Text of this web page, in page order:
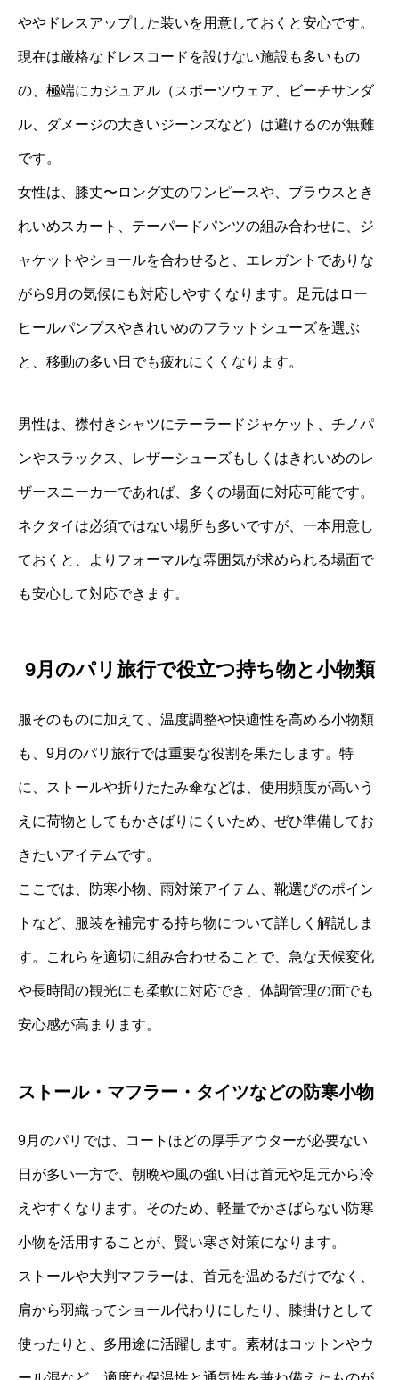
ややドレスアップした装いを用意しておくと安心です。
現在は厳格なドレスコードを設けない施設も多いもの
の、極端にカジュアル（スポーツウェア、ビーチサンダ
ル、ダメージの大きいジーンズなど）は避けるのが無難
です。
女性は、膝丈〜ロング丈のワンピースや、ブラウスとき
れいめスカート、テーパードパンツの組み合わせに、ジ
ャケットやショールを合わせると、エレガントでありな
がら9月の気候にも対応しやすくなります。足元はロー
ヒールパンプスやきれいめのフラットシューズを選ぶ
と、移動の多い日でも疲れにくくなります。
男性は、襟付きシャツにテーラードジャケット、チノパ
ンやスラックス、レザーシューズもしくはきれいめのレ
ザースニーカーであれば、多くの場面に対応可能です。
ネクタイは必須ではない場所も多いですが、一本用意し
ておくと、よりフォーマルな雰囲気が求められる場面で
も安心して対応できます。
9月のパリ旅行で役立つ持ち物と小物類
服そのものに加えて、温度調整や快適性を高める小物類
も、9月のパリ旅行では重要な役割を果たします。特
に、ストールや折りたたみ傘などは、使用頻度が高いう
えに荷物としてもかさばりにくいため、ぜひ準備してお
きたいアイテムです。
ここでは、防寒小物、雨対策アイテム、靴選びのポイン
トなど、服装を補完する持ち物について詳しく解説しま
す。これらを適切に組み合わせることで、急な天候変化
や長時間の観光にも柔軟に対応でき、体調管理の面でも
安心感が高まります。
ストール・マフラー・タイツなどの防寒小物
9月のパリでは、コートほどの厚手アウターが必要ない
日が多い一方で、朝晩や風の強い日は首元や足元から冷
えやすくなります。そのため、軽量でかさばらない防寒
小物を活用することが、賢い寒さ対策になります。
ストールや大判マフラーは、首元を温めるだけでなく、
肩から羽織ってショール代わりにしたり、膝掛けとして
使ったりと、多用途に活躍します。素材はコットンやウ